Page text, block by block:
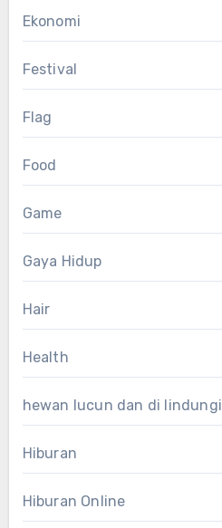
Ekonomi
Festival
Flag
Food
Game
Gaya Hidup
Hair
Health
hewan lucun dan di lindungi
Hiburan
Hiburan Online